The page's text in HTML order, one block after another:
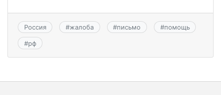
Россия #жалоба #письмо #помощь
#рф